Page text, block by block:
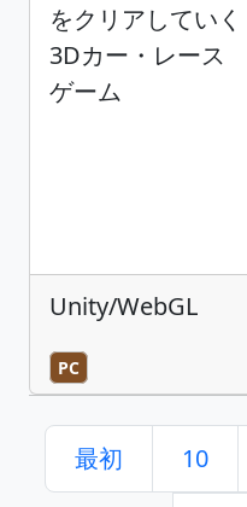
をクリアしていく
3Dカー・レース
ゲーム
Unity/WebGL
PC
最初 10